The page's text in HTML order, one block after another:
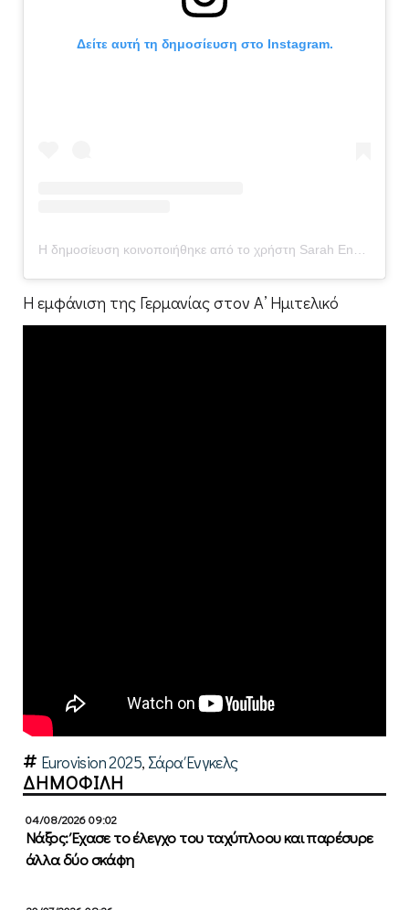
Δείτε αυτή τη δημοσίευση στο Instagram.
Η εμφάνιση της Γερμανίας στον Α’ Ημιτελικό
Eurovision 2025, Σάρα Ένγκελς
ΔΗΜΟΦΙΛΗ
04/08/2026 09:02
Νάξος: Έχασε το έλεγχο του ταχύπλοου και παρέσυρε
άλλα δύο σκάφη